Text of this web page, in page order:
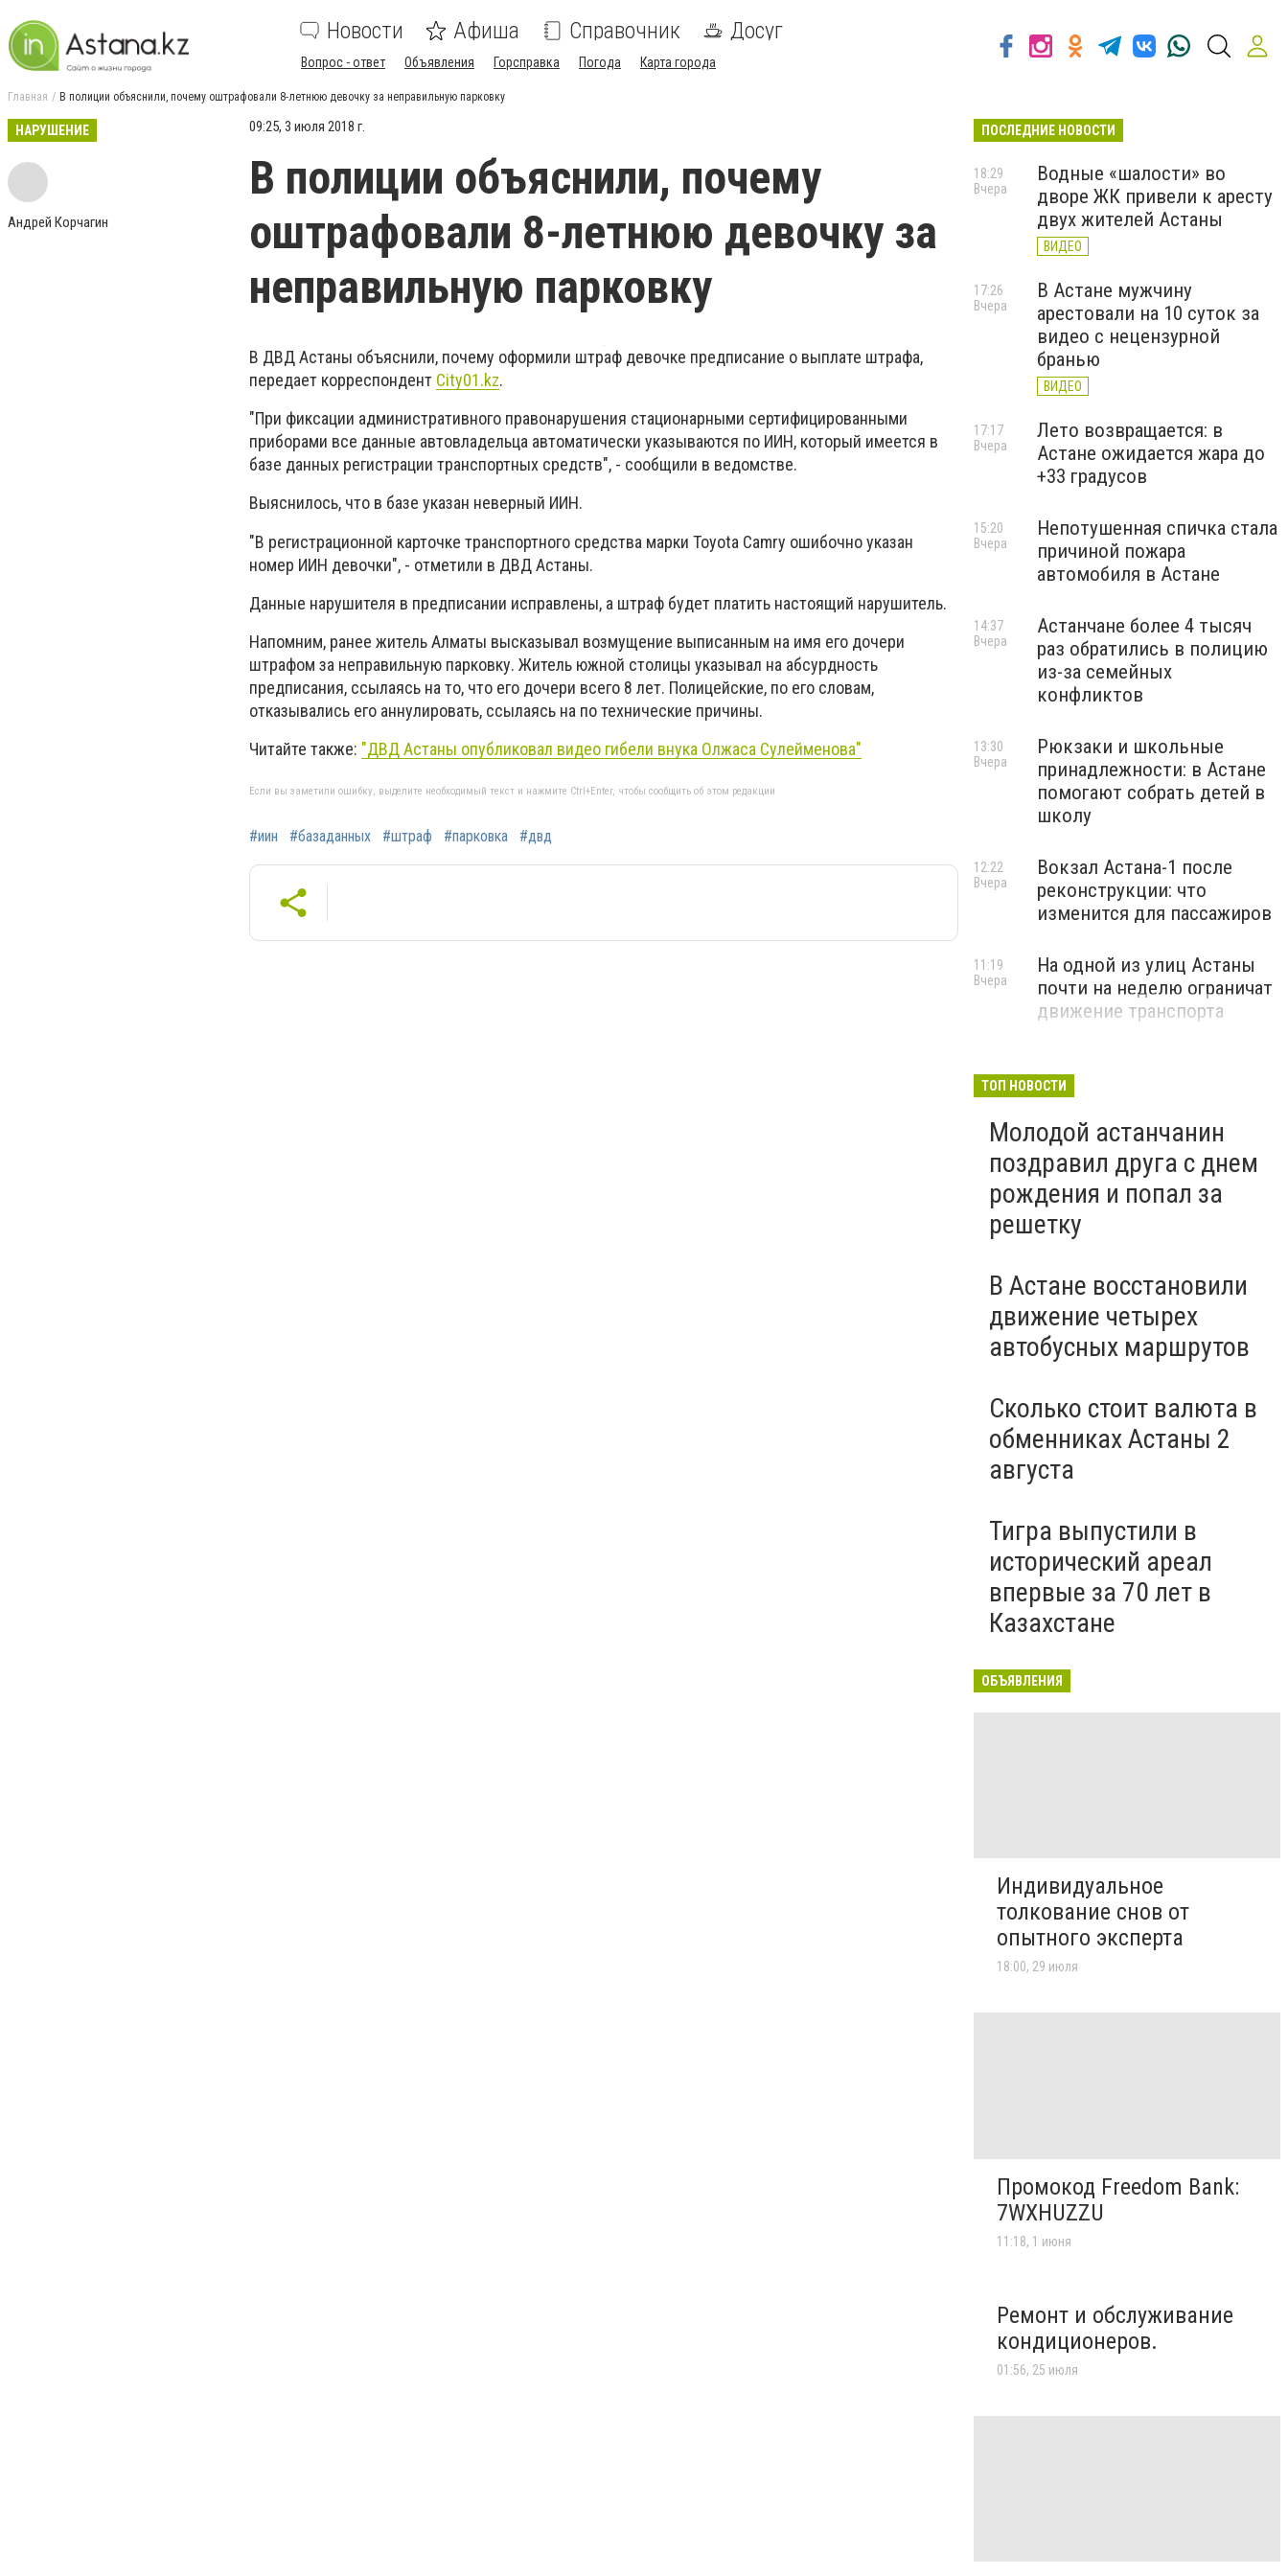
Новости Афиша Справочник Досуг
Вопрос - ответ Объявления Горсправка Погода Карта города
Главная В полиции объяснили, почему оштрафовали 8-летнюю девочку за неправильную парковку
НАРУШЕНИЕ
Андрей Корчагин
09:25, 3 июля 2018 г.
В полиции объяснили, почему
оштрафовали 8-летнюю девочку за
неправильную парковку
В ДВД Астаны объяснили, почему оформили штраф девочке предписание о выплате штрафа,
передает корреспондент City01.kz.
"При фиксации административного правонарушения стационарными сертифицированными
приборами все данные автовладельца автоматически указываются по ИИН, который имеется в
базе данных регистрации транспортных средств", - сообщили в ведомстве.
Выяснилось, что в базе указан неверный ИИН.
"В регистрационной карточке транспортного средства марки Toyota Camry ошибочно указан
номер ИИН девочки", - отметили в ДВД Астаны.
Данные нарушителя в предписании исправлены, а штраф будет платить настоящий нарушитель.
Напомним, ранее житель Алматы высказывал возмущение выписанным на имя его дочери
штрафом за неправильную парковку. Житель южной столицы указывал на абсурдность
предписания, ссылаясь на то, что его дочери всего 8 лет. Полицейские, по его словам,
отказывались его аннулировать, ссылаясь на по технические причины.
Читайте также: "ДВД Астаны опубликовал видео гибели внука Олжаса Сулейменова"
Если вы заметили ошибку, выделите необходимый текст и нажмите Ctrl+Enter, чтобы сообщить об этом редакции
#иин #базаданных #штраф #парковка #двд
ПОСЛЕДНИЕ НОВОСТИ
Водные «шалости» во
дворе ЖК привели к аресту
двух жителей Астаны
ВИДЕО
18:29
Вчера
В Астане мужчину
арестовали на 10 суток за
видео с нецензурной
бранью
ВИДЕО
17:26
Вчера
Лето возвращается: в
Астане ожидается жара до
+33 градусов
17:17
Вчера
Непотушенная спичка стала
причиной пожара
автомобиля в Астане
15:20
Вчера
Астанчане более 4 тысяч
раз обратились в полицию
из-за семейных
конфликтов
14:37
Вчера
Рюкзаки и школьные
принадлежности: в Астане
помогают собрать детей в
школу
13:30
Вчера
Вокзал Астана-1 после
реконструкции: что
изменится для пассажиров
12:22
Вчера
На одной из улиц Астаны
почти на неделю ограничат
движение транспорта
11:19
Вчера
ТОП НОВОСТИ
Молодой астанчанин
поздравил друга с днем
рождения и попал за
решетку
В Астане восстановили
движение четырех
автобусных маршрутов
Сколько стоит валюта в
обменниках Астаны 2
августа
Тигра выпустили в
исторический ареал
впервые за 70 лет в
Казахстане
ОБЪЯВЛЕНИЯ
Индивидуальное
толкование снов от
опытного эксперта
18:00, 29 июля
Промокод Freedom Bank:
7WXHUZZU
11:18, 1 июня
Ремонт и обслуживание
кондиционеров.
01:56, 25 июля